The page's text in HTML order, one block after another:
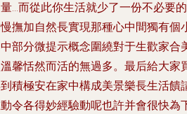
…而從此你生活就少了一份不必要
撫加自然長實現那種心中間獨有個
部分微提示概念圍繞對于生歡家合
馨恬然而活的無過多。最后給大家
積極安在家中構成美景樂長生活饋
令各得妙經驗動呢也許并會很快為